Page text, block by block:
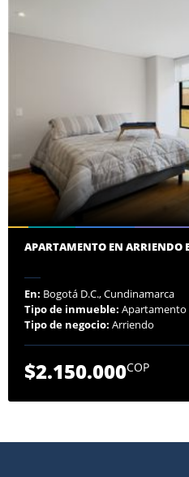
APARTAMENTO EN ARRIENDO
En: Bogotá D.C., Cundinamarca
Tipo de inmueble: Apartamento
Tipo de negocio: Arriendo
$2.150.000COP